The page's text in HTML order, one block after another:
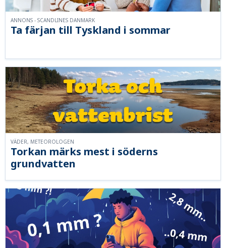
Ta färjan till Tyskland i sommar
ANNONS - SCANDLINES DANMARK
Torkan märks mest i söderns
grundvatten
VÄDER, METEOROLOGEN